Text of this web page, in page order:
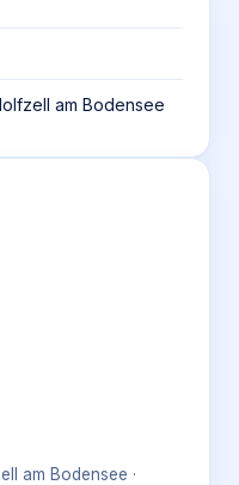
am Bodensee
am Bodensee ·